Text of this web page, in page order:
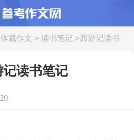
体裁作文 > 读书笔记 >西游记读书
记读书笔记